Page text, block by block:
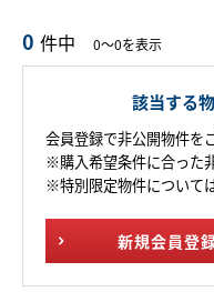
0 件中 0～0を表示
該当する
会員登録で非公開物件を
※購入希望条件に合った
※特別限定物件について
新規会員登